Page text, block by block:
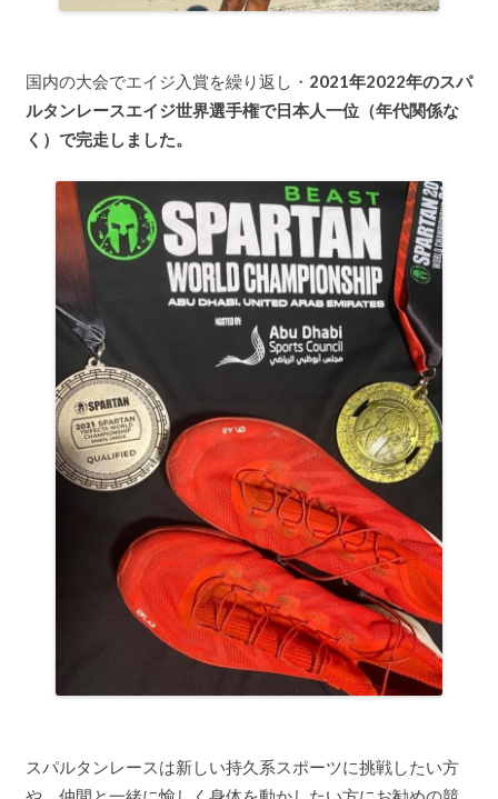
国内の大会でエイジ入賞を繰り返し・ 2021年2022年のスパ
ルタンレースエイジ世界選手権で日本人一位（年代関係な
く）で完走しました。
スパルタンレースは新しい持久系スポーツに挑戦したい方